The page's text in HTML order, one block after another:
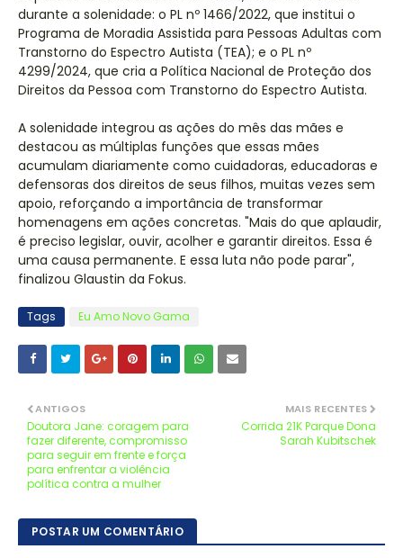
durante a solenidade: o PL nº 1466/2022, que institui o
Programa de Moradia Assistida para Pessoas Adultas com
Transtorno do Espectro Autista (TEA); e o PL nº
4299/2024, que cria a Política Nacional de Proteção dos
Direitos da Pessoa com Transtorno do Espectro Autista.
A solenidade integrou as ações do mês das mães e
destacou as múltiplas funções que essas mães
acumulam diariamente como cuidadoras, educadoras e
defensoras dos direitos de seus filhos, muitas vezes sem
apoio, reforçando a importância de transformar
homenagens em ações concretas. "Mais do que aplaudir,
é preciso legislar, ouvir, acolher e garantir direitos. Essa é
uma causa permanente. E essa luta não pode parar",
finalizou Glaustin da Fokus.
Tags Eu Amo Novo Gama
MAIS RECENTES
Corrida 21K Parque Dona
Sarah Kubitschek
ANTIGOS
Doutora Jane: coragem para
fazer diferente, compromisso
para seguir em frente e força
para enfrentar a violência
política contra a mulher
POSTAR UM COMENTÁRIO